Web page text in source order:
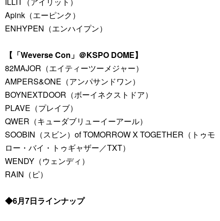
Apink（エーピンク）
ENHYPEN（エンハイプン）
【「Weverse Con」＠KSPO DOME】
82MAJOR（エイティーツーメジャー）
AMPERS&ONE（アンパサンドワン）
BOYNEXTDOOR（ボーイネクストドア）
PLAVE（プレイブ）
QWER（キューダブリューイーアール）
SOOBIN（スビン）of TOMORROW X TOGETHER（トゥモ
ロー・バイ・トゥギャザー／TXT）
WENDY（ウェンディ）
RAIN（ピ）
◆6月7日ラインナップ